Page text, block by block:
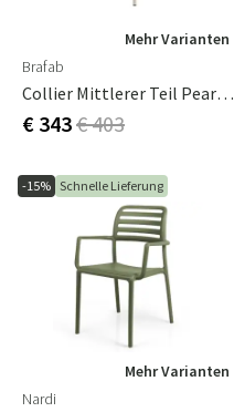
Mehr Varianten
Brafab
Collier Mittlerer Teil Pearl White / Teddy Beige
€ 343€ 403
-15% Schnelle Lieferung
Mehr Varianten
Nardi